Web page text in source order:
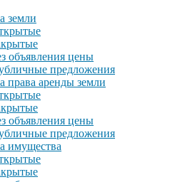
земли
объявления цены
предложения
права аренды земли
объявления цены
предложения
имущества